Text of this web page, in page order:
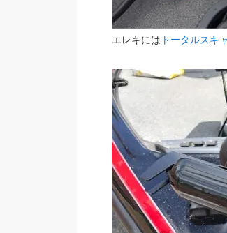
エレキには トータルスキ